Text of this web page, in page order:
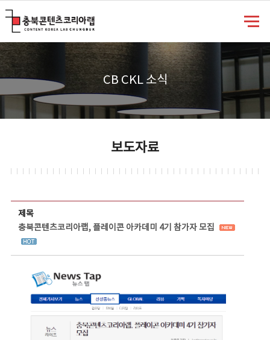
CB CKL 소식
보도자료
제목
충북콘텐츠코리아랩, 플레이콘 아카데미 4기 참가자 모집